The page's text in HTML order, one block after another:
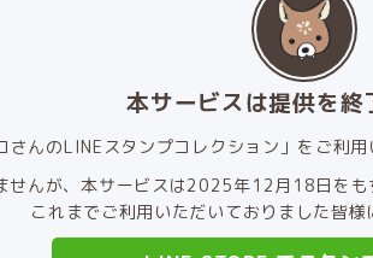
本サービスは提供を終
さんのLINEスタンプコレクション」をご利
せんが、本サービスは2025年12月18日をも
これまでご利用いただいておりました皆様